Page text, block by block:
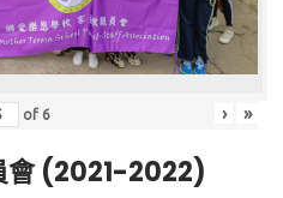
of 6 › »
會 (2021-2022)